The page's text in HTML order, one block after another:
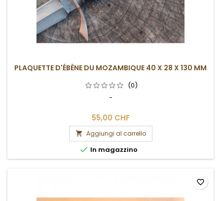
PLAQUETTE D'ÉBÈNE DU MOZAMBIQUE 40 X 28 X 130 MM
(0)
-
55,00 CHF
 Aggiungi al carrello
 In magazzino
favorite_border